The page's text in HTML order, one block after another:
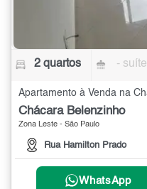
2 quartos - suíte
Chácara Belenzinho
Zona Leste - São Paulo
Rua Hamilton Prado
WhatsApp